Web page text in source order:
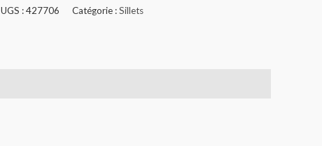
UGS :427706 Catégorie :Sillets